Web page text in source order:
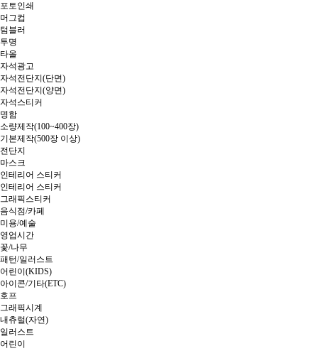
포토인쇄
머그컵
텀블러
투명
타올
자석광고
자석전단지(단면)
자석전단지(양면)
자석스티커
명함
소량제작(100~400장)
기본제작(500장 이상)
전단지
마스크
인테리어 스티커
인테리어 스티커
그래픽스티커
음식점/카페
미용/예술
영업시간
꽃/나무
패턴/일러스트
어린이(KIDS)
아이콘/기타(ETC)
호프
그래픽시계
내츄럴(자연)
일러스트
어린이